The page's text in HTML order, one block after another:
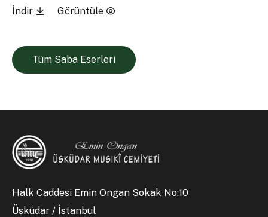
İndir Görüntüle
Tüm Saba Eserleri
Halk Caddesi Emin Ongan Sokak No:10
Üsküdar / İstanbul